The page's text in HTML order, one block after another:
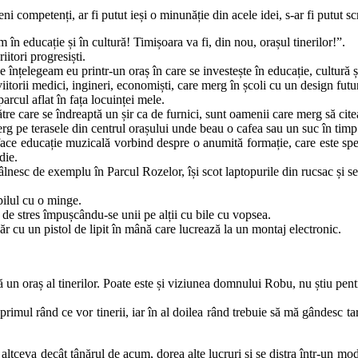
competenți, ar fi putut ieși o minunăție din acele idei, s-ar fi putut
în educație și în cultură! Timișoara va fi, din nou, orașul tinerilor!”.
progresiști.
eu printr-un oraș în care se investește în educație, cultură
medici, ingineri, economiști, care merg în școli cu un design
aflat în fața locuinței mele.
care se îndreaptă un șir ca de furnici, sunt oamenii care merg să
pe terasele din centrul orașului unde beau o cafea sau un suc în
educație muzicală vorbind despre o anumită formație, care este
de exemplu în Parcul Rozelor, își scot laptopurile din rucsac și
cu o minge.
stres împușcându-se unii pe alții cu bile cu vopsea.
cu un pistol de lipit în mână care lucrează la un montaj electronic.
oraș al tinerilor. Poate este și viziunea domnului Robu, nu știu
rând ce vor tinerii, iar în al doilea rând trebuie să mă gândesc
decât tânărul de acum, dorea alte lucruri și se distra într-un